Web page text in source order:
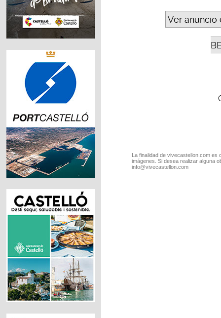
Ver anuncio
La finalidad de vivecastellon.com
imágenes. Si desea realizar alguna
info@vivecastellon.com